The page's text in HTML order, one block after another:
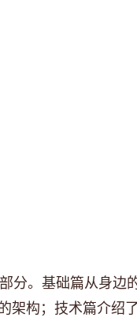
。基础篇从身边
架构；技术篇介绍